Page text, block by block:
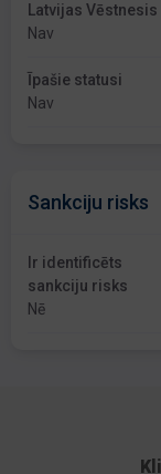
Latvijas Vēstnesis
Nav
Īpašie statusi
Nav
Sankciju risks
Ir identificēts
sankciju risks
Nē